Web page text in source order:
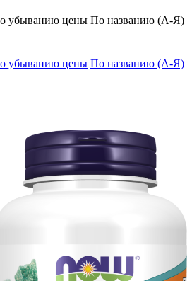
убыванию цены По названию (А-Я)
убыванию цены По названию (А-Я)